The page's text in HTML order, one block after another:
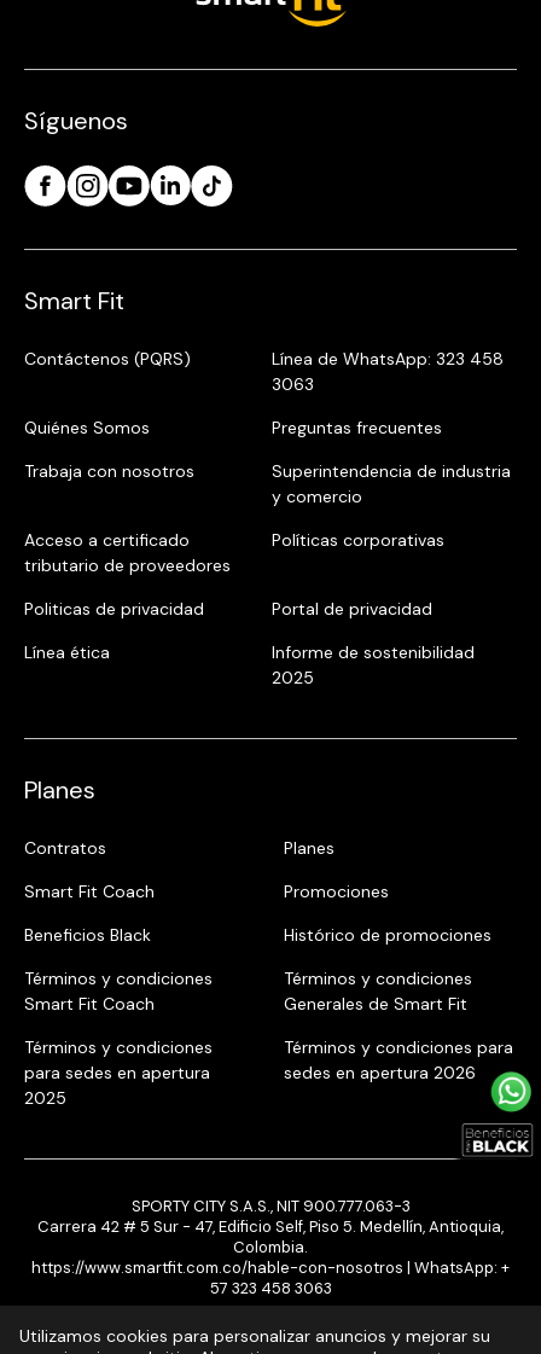
Síguenos
Smart Fit
Contáctenos (PQRS)
Línea de WhatsApp: 323 458
3063
Quiénes Somos
Preguntas frecuentes
Trabaja con nosotros
Superintendencia de industria
y comercio
Acceso a certificado
tributario de proveedores
Políticas corporativas
Politicas de privacidad
Portal de privacidad
Línea ética
Informe de sostenibilidad
2025
Planes
Contratos
Planes
Smart Fit Coach
Promociones
Beneficios Black
Histórico de promociones
Términos y condiciones
Smart Fit Coach
Términos y condiciones
Generales de Smart Fit
Términos y condiciones
para sedes en apertura
2025
Términos y condiciones para
sedes en apertura 2026
SPORTY CITY S.A.S., NIT 900.777.063-3
Carrera 42 # 5 Sur - 47, Edificio Self, Piso 5. Medellín, Antioquia,
Colombia.
https://www.smartfit.com.co/hable-con-nosotros | WhatsApp: +
57 323 458 3063
Utilizamos cookies para personalizar anuncios y mejorar su